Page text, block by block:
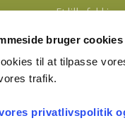
bruger cookies
til at tilpasse
trafik.
privatlivspolitik
Et lille fald i
Stiftsgrænser